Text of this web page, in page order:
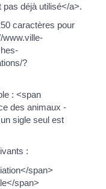
déjà utilisé</a>.
caractères pour
www.ville-
?
: <span
des animaux -
sigle seul est
:
span>
span>